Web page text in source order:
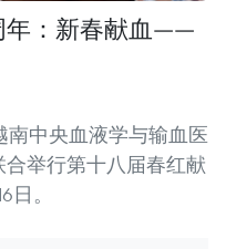
年：新春献血——
南中央血液学与输血医
举行第十八届春红献
。